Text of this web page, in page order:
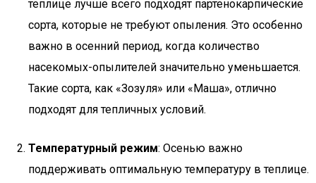
теплице лучше всего подходят партенокарпические
сорта, которые не требуют опыления. Это особенно
важно в осенний период, когда количество
насекомых-опылителей значительно уменьшается.
Такие сорта, как «Зозуля» или «Маша», отлично
подходят для тепличных условий.
Температурный режим: Осенью важно
поддерживать оптимальную температуру в теплице.